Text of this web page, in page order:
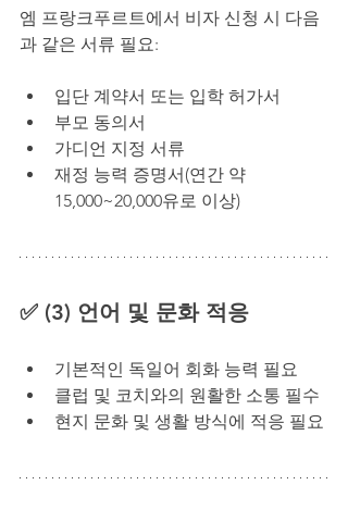
엠 프랑크푸르트에서 비자 신청 시 다음
과 같은 서류 필요:
입단 계약서 또는 입학 허가서
부모 동의서
가디언 지정 서류
재정 능력 증명서(연간 약
15,000~20,000유로 이상)
✅ (3) 언어 및 문화 적응
기본적인 독일어 회화 능력 필요
클럽 및 코치와의 원활한 소통 필수
현지 문화 및 생활 방식에 적응 필요